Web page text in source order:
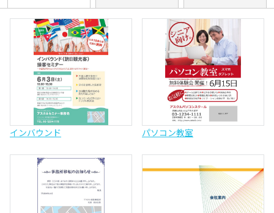
インバウンド パソコン教室